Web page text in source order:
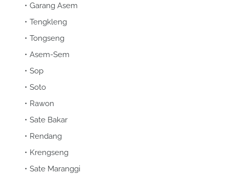
Garang Asem
Tengkleng
Tongseng
Asem-Sem
Sop
Soto
Rawon
Sate Bakar
Rendang
Krengseng
Sate Maranggi